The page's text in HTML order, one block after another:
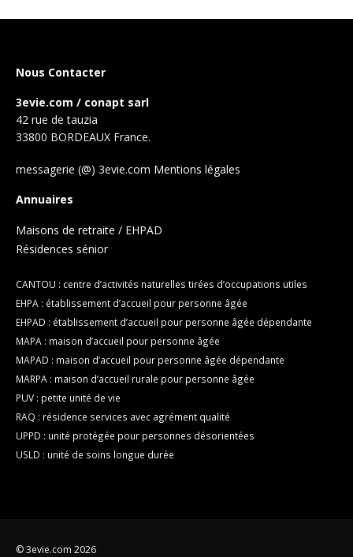
Nous Contacter
3evie.com / conapt sarl
42 rue de tauzia
33800 BORDEAUX France.
messagerie (@) 3evie.com Mentions légales
Annuaires
Maisons de retraite / EHPAD
Résidences sénior
CANTOU : centre d’activités naturelles tirées d’occupations utiles
EHPA : établissement d’accueil pour personne âgée
EHPAD : établissement d’accueil pour personne âgée dépendante
MAPA : maison d’accueil pour personne âgée
MAPAD : maison d’accueil pour personne âgée dépendante
MARPA : maison d’accueil rurale pour personne âgée
PUV : petite unité de vie
RAQ : résidence services avec agrément qualité
UPPD : unité protégée pour personnes désorientées
USLD : unité de soins longue durée
© 3evie.com 2026